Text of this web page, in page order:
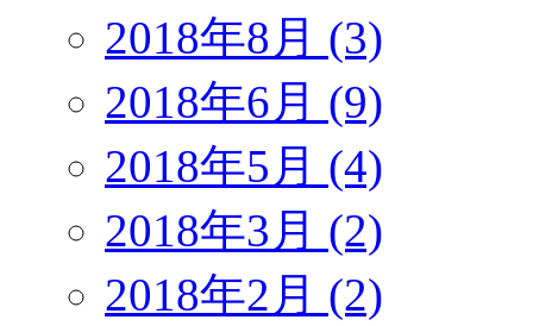
2018年8月 (3)
2018年6月 (9)
2018年5月 (4)
2018年3月 (2)
2018年2月 (2)